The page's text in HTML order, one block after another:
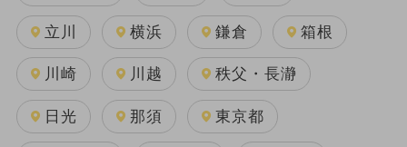
立川 横浜 鎌倉 箱根
川崎 川越 秩父・長瀞
日光 那須 東京都